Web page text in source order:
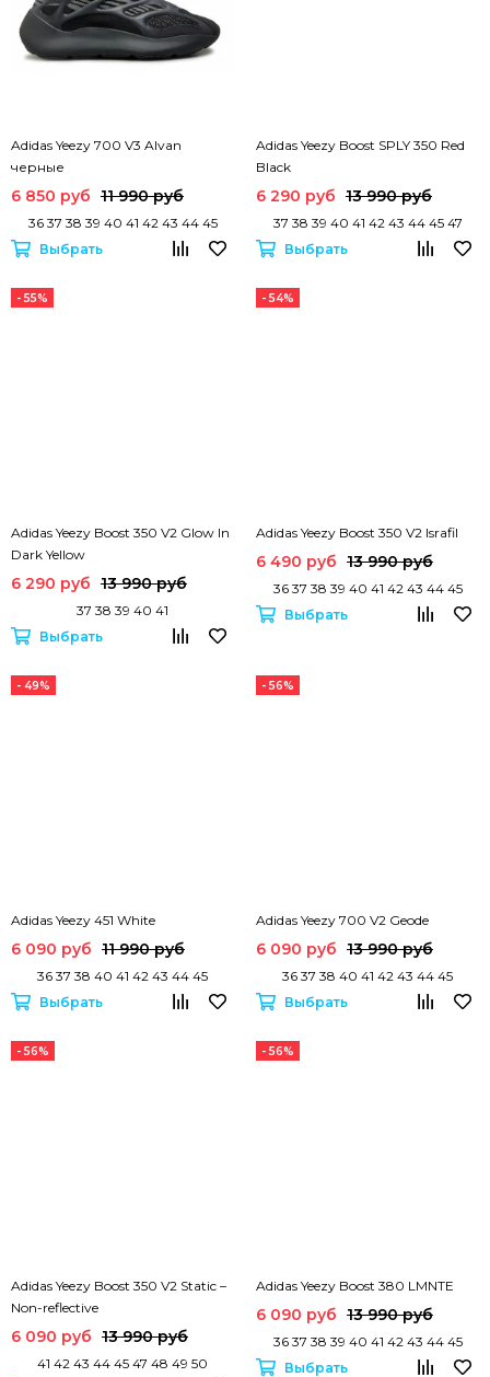
Adidas Yeezy 700 V3 Alvan
черные
6 850 руб 11 990 руб
36 37 38 39 40 41 42 43 44 45
Выбрать
Adidas Yeezy Boost SPLY 350 Red
Black
6 290 руб 13 990 руб
37 38 39 40 41 42 43 44 45 47
Выбрать
- 55%
Adidas Yeezy Boost 350 V2 Glow In
Dark Yellow
6 290 руб 13 990 руб
37 38 39 40 41
Выбрать
- 54%
Adidas Yeezy Boost 350 V2 Israfil
6 490 руб 13 990 руб
36 37 38 39 40 41 42 43 44 45
Выбрать
- 49%
Adidas Yeezy 451 White
6 090 руб 11 990 руб
36 37 38 40 41 42 43 44 45
Выбрать
- 56%
Adidas Yeezy 700 V2 Geode
6 090 руб 13 990 руб
36 37 38 40 41 42 43 44 45
Выбрать
- 56%
Adidas Yeezy Boost 350 V2 Static –
Non-reflective
6 090 руб 13 990 руб
41 42 43 44 45 47 48 49 50
- 56%
Adidas Yeezy Boost 380 LMNTE
6 090 руб 13 990 руб
36 37 38 39 40 41 42 43 44 45
Выбрать